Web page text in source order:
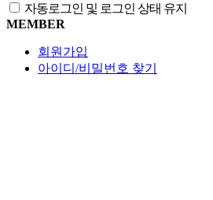
자동로그인 및 로그인 상태 유지
MEMBER
회원가입
아이디/비밀번호 찾기